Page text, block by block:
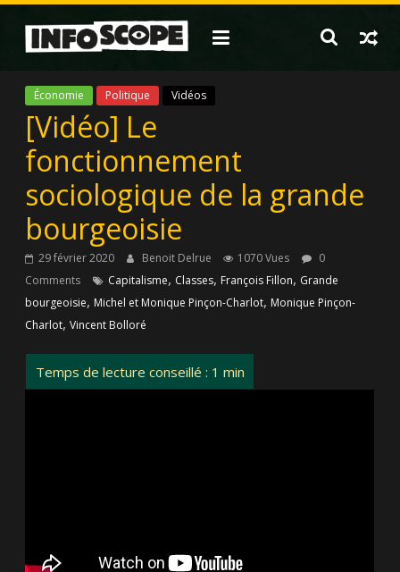
Passer
contenu
Économie Politique Vidéos
[Vidéo] Le
fonctionnement
sociologique de la grande
bourgeoisie
29 février 2020 Benoit Delrue 1070 Vues
0
Comments
Capitalisme, Classes, François Fillon, Grande
bourgeoisie, Michel et Monique Pinçon-Charlot, Monique Pinçon-
Charlot,Vincent Bolloré